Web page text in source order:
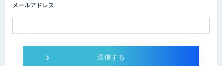
メールアドレス